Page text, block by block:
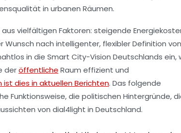
in urbanen Räumen.
vielfältigen Faktoren: steigende
nach intelligenter, flexibler Definition von
in die Smart City-Vision Deutschlands ein,
deröffentliche Raum effizient und
ist dies in aktuellen Berichten. Das folgende
Funktionsweise, die politischen Hintergründe,
von dial4light in Deutschland.